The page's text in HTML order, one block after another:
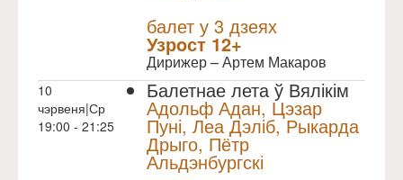
балет у 3 дзеях
Узрoст 12+
Дирижер – Артем Макаров
10
чэрвеня|Ср
19:00 - 21:25
Балетнае лета ў Вялікім
Адольф Адан, Цэзар
Пуні, Леа Дэліб, Рыкарда
Дрыго, Пётр
Альдэнбургскі